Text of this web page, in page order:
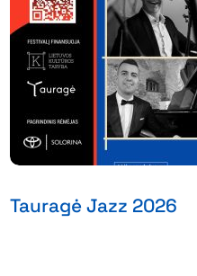
Tauragė Jazz 2026